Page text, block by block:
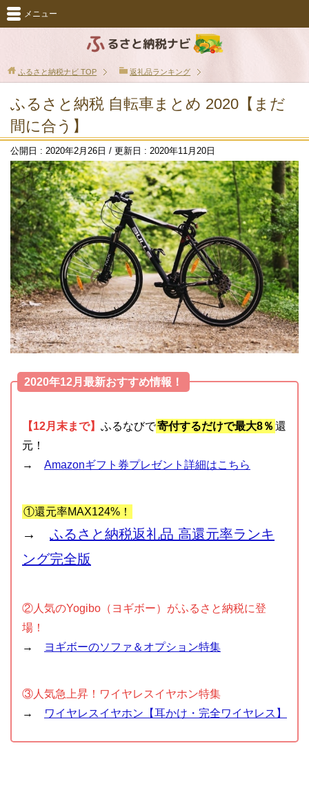
メニュー
ふるさと納税ナビ TOP 返礼品ランキング
ふるさと納税 自転車まとめ 2020【まだ
間に合う】
公開日 : 2020年2月26日 / 更新日 : 2020年11月20日
2020年12月最新おすすめ情報！
【12月末まで】 ふるなびで寄付するだけで最大8％ 還
元！
→ Amazonギフト券プレゼント詳細はこちら
①還元率MAX124%！
→ ふるさと納税返礼品 高還元率ランキ
ング完全版
②人気のYogibo（ヨギボー）がふるさと納税に登
場！
→
ヨギボーのソファ＆オプション特集
③人気急上昇！ワイヤレスイヤホン特集
→
ワイヤレスイヤホン【耳かけ・完全ワイヤレス】